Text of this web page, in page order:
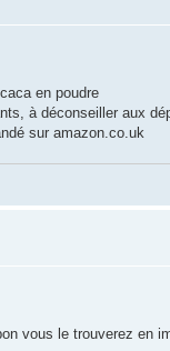
en poudre
à déconseiller aux
sur amazon.co.uk
vous le trouverez en